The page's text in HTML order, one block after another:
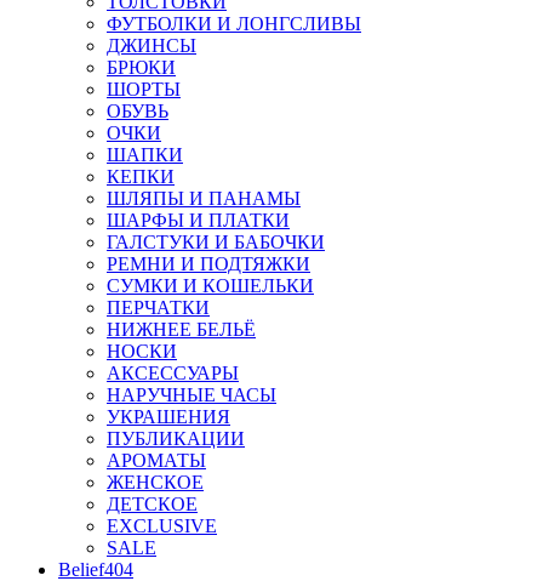
ФУТБОЛКИ И ЛОНГСЛИВЫ
ДЖИНСЫ
БРЮКИ
ШОРТЫ
ОБУВЬ
ОЧКИ
ШАПКИ
КЕПКИ
ШЛЯПЫ И ПАНАМЫ
ШАРФЫ И ПЛАТКИ
ГАЛСТУКИ И БАБОЧКИ
РЕМНИ И ПОДТЯЖКИ
СУМКИ И КОШЕЛЬКИ
ПЕРЧАТКИ
НИЖНЕЕ БЕЛЬЁ
НОСКИ
АКСЕССУАРЫ
НАРУЧНЫЕ ЧАСЫ
УКРАШЕНИЯ
ПУБЛИКАЦИИ
АРОМАТЫ
ЖЕНСКОЕ
ДЕТСКОЕ
EXCLUSIVE
SALE
Belief404